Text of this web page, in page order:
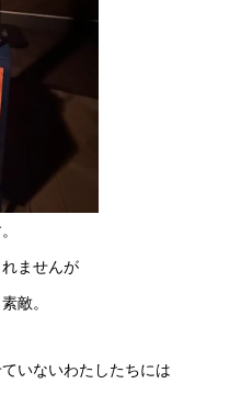
ませんが
敵。
いないわたしたちには